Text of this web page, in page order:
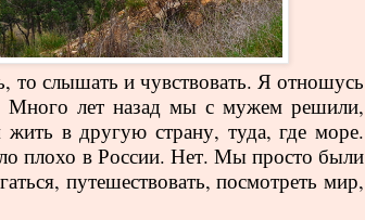
то слышать и чувствовать. Я отношусь
Много лет назад мы с мужем решили,
жить в другую страну, туда, где море.
плохо в России. Нет. Мы просто были
путешествовать, посмотреть мир,